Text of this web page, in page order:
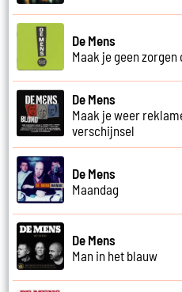
De Mens
Maak je geen
De Mens
Maak je weer
verschijnsel
De Mens
Maandag
De Mens
Man in het blauw